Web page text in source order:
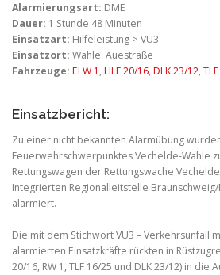
Alarmierungsart: DME
Dauer: 1 Stunde 48 Minuten
Einsatzart: Hilfeleistung > VU3
Einsatzort: Wahle: Auestraße
Fahrzeuge: ELW 1 , HLF 20/16, DLK 23/12,
Einsatzbericht:
Zu einer nicht bekannten Alarmübung
Feuerwehrschwerpunktes Vechelde-Wahle
Rettungswagen der Rettungswache
Integrierten Regionalleitstelle
alarmiert.
Die mit dem Stichwort VU3 – Verkehrsunfall
alarmierten Einsatzkräfte rückten in
20/16, RW 1, TLF 16/25 und DLK 23/12) in die